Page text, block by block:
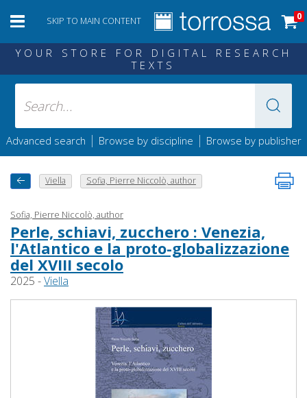
SKIP TO MAIN CONTENT 0
YOUR STORE FOR DIGITAL RESEARCH
TEXTS
Advanced search | Browse by discipline | Browse by publisher
Viella Sofia, Pierre Niccolò, author
Sofia, Pierre Niccolò, author
Perle, schiavi, zucchero : Venezia,
l'Atlantico e la proto-globalizzazione
del XVIII secolo
2025 -Viella